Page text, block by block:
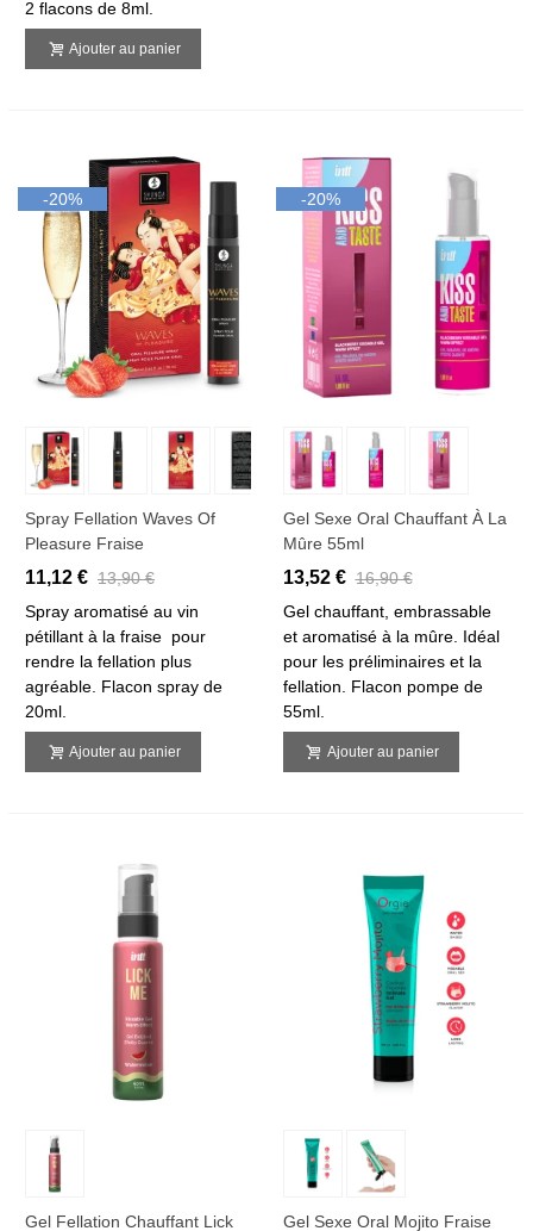
2 flacons de 8ml.
Ajouter au panier
-20%
Spray Fellation Waves Of
Pleasure Fraise
11,12 € 13,90 €
Spray aromatisé au vin
pétillant à la fraise pour
rendre la fellation plus
agréable. Flacon spray de
20ml.
Ajouter au panier
-20%
Gel Sexe Oral Chauffant À La
Mûre 55ml
13,52 € 16,90 €
Gel chauffant, embrassable
et aromatisé à la mûre. Idéal
pour les préliminaires et la
fellation. Flacon pompe de
55ml.
Ajouter au panier
Gel Fellation Chauffant Lick
Gel Sexe Oral Mojito Fraise